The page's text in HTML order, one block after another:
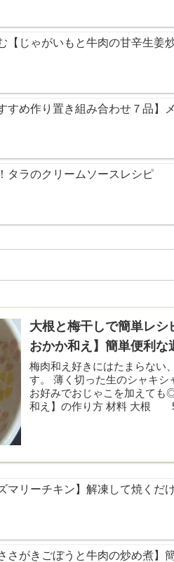
【じゃがいもと牛肉の甘辛生姜
すめ作り置き組み合わせ７品】
タラのクリームソースレシピ
大根と梅干しで簡単レ
おかか和え】簡単便利な
梅肉和え好きにはたまらない
す。 薄く切った生のシャキシ
お好みでおじゃこを加えても
和え】の作り方 材料 大
マリーチキン】解凍して焼くだ
がきごぼうと牛肉の炒め煮】